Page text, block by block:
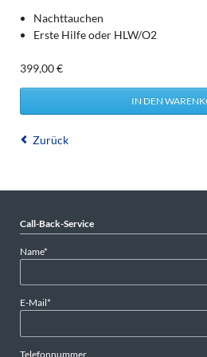
Nachttauchen
Erste Hilfe oder HLW/O2
399,00€
Zurück
Call-Back-Service
Pflichtfeld
Name*
Pflichtfeld
E-Mail*
Telefonnummer